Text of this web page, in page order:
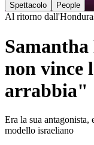
Spettacolo People
Al ritorno
non vince
arrabbia"
Era la sua
modello israeliano